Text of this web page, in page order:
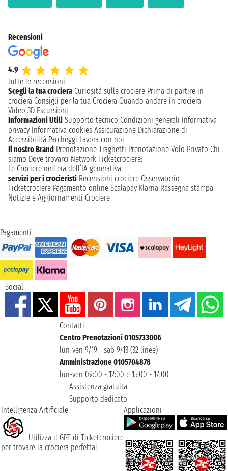
Recensioni
4.9
tutte le recensioni
Scegli la tua crociera Curiosità sulle crociere Prima di partire in
crociera Consigli per la tua Crociera Quando andare in crociera
Video 3D Escursioni
Informazioni Utili Supporto tecnico Condizioni generali Informativa
privacy Informativa cookies Assicurazione Dichiarazione di
Accessibilità Parcheggi Lavora con noi
Il nostro Brand Prenotazione Traghetti Prenotazione Volo Privato Chi
siamo Dove trovarci Network Ticketcrociere:
Le Crociere nell’era dell’IA generativa
servizi per i crocieristi Recensioni crociere Osservatorio
Ticketcrociere Pagamento online Scalapay Klarna Rassegna stampa
Notizie e Aggiornamenti Crociere
Pagamenti
Social
Contatti
Centro Prenotazioni 0105733006
lun-ven 9/19 - sab 9/13 (32 linee)
Amministrazione 0105704878
lun-ven 09:00 - 12:00 e 15:00 - 17:00
Assistenza gratuita
Supporto dedicato
Intelligenza Artificiale
Utilizza il GPT di Ticketcrociere
per trovare la crociera perfetta!
Applicazioni